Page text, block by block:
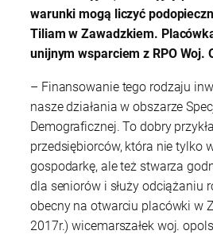
warunki mogą liczyć
Tiliam w Zawadzkiem.
unijnym wsparciem z RPO Woj.
– Finansowanie tego rodzaju
nasze działania w obszarze
Demograficznej. To dobry
przedsiębiorców, która nie tylko
gospodarkę, ale też stwarza
dla seniorów i służy odciążaniu
obecny na otwarciu placówki w
2017r.) wicemarszałek woj.